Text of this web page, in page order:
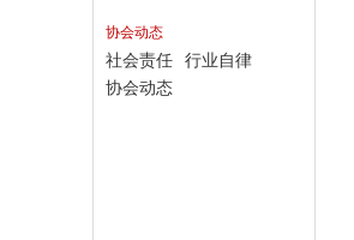
协会动态
社会责任
行业自律
协会动态